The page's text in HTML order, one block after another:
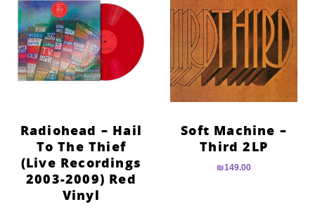
Soft Machine –
Third 2LP
₪149.00
Radiohead – Hail
To The Thief
(Live Recordings
2003-2009) Red
Vinyl